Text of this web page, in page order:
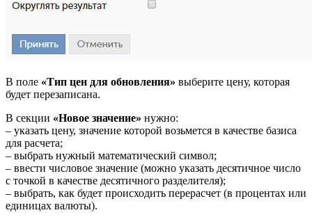
В поле «Тип цен для обновления» выберите цену, которая
будет перезаписана.
В секции «Новое значение» нужно:
– указать цену, значение которой возьмется в качестве базиса
для расчета;
– выбрать нужный математический символ;
– ввести числовое значение (можно указать десятичное число
с точкой в качестве десятичного разделителя);
– выбрать, как будет происходить перерасчет (в процентах или
единицах валюты).